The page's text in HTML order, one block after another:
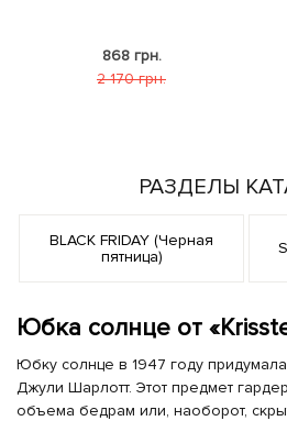
868 грн.
2 170 грн.
РАЗДЕЛЫ
BLACK FRIDAY (Черная
пятница)
Юбка солнце от
Юбку солнце в 1947 году
Джули Шарлотт. Этот предмет
объема бедрам или, наоборот,